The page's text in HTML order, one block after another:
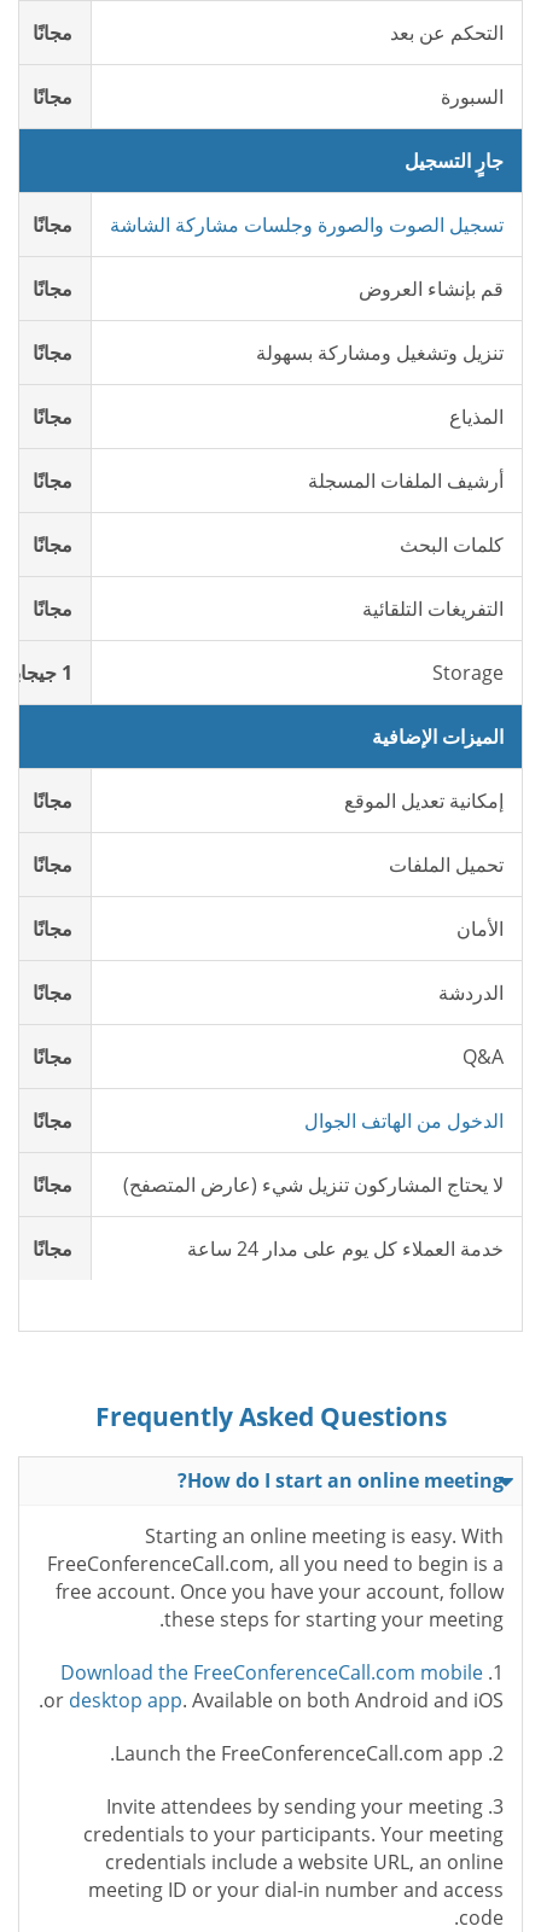
التحكم عن بعد مجانًا
السبورة مجانًا
جارٍ التسجيل
تسجيل الصوت والصورة وجلسات مشاركة الشاشة مجانًا
قم بإنشاء العروض مجانًا
تنزيل وتشغيل ومشاركة بسهولة مجانًا
المذياع مجانًا
أرشيف الملفات المسجلة مجانًا
كلمات البحث مجانًا
التفريغات التلقائية مجانًا
Storage 1 جيجابايت مجانا
الميزات الإضافية
إمكانية تعديل الموقع مجانًا
تحميل الملفات مجانًا
الأمان مجانًا
الدردشة مجانًا
Q&A مجانًا
الدخول من الهاتف الجوال مجانًا
لا يحتاج المشاركون تنزيل شيء (عارض المتصفح) مجانًا
خدمة العملاء كل يوم على مدار 24 ساعة مجانًا
Frequently Asked Questions
How do I start an online meeting?
Starting an online meeting is easy. With
FreeConferenceCall.com, all you need to begin is a
free account. Once you have your account, follow
these steps for starting your meeting.
1.
Download the FreeConferenceCall.com mobile
or desktop app. Available on both Android and iOS.
2. Launch the FreeConferenceCall.com app.
3. Invite attendees by sending your meeting
credentials to your participants. Your meeting
credentials include a website URL, an online
meeting ID or your dial-in number and access
code.